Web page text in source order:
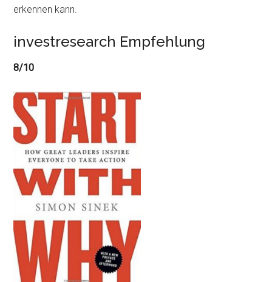
erkennen kann.
investresearch Empfehlung
8/10